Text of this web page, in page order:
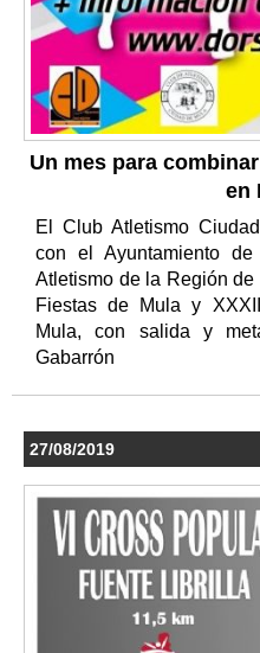
Un mes para
en
El Club Atletismo
con el Ayuntamiento
Atletismo de la Región
Fiestas de Mula y
Mula, con salida y
Gabarrón
27/08/2019